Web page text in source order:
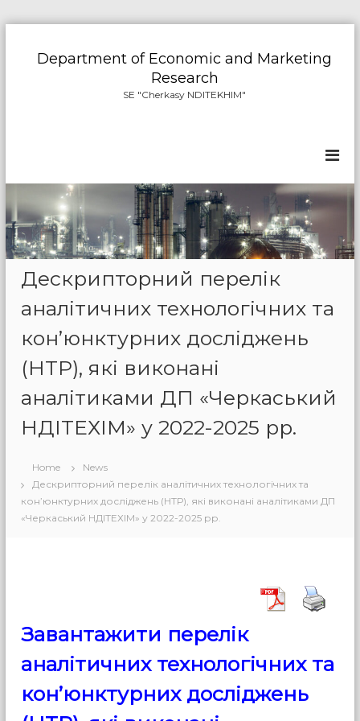
t
n
t
Department of Economic and Marketing
Research
SE "Cherkasy NDITEKHIM"
Дескрипторний перелік
аналітичних технологічних та
кон’юнктурних досліджень
(НТР), які виконані
аналітиками ДП «Черкаський
НДІТЕХІМ» у 2022-2025 рр.
Home
News
Дескрипторний перелік аналітичних технологічних та
кон’юнктурних досліджень (НТР), які виконані аналітиками ДП
«Черкаський НДІТЕХІМ» у 2022-2025 рр.
Завантажити перелік
аналітичних технологічних та
кон’юнктурних досліджень